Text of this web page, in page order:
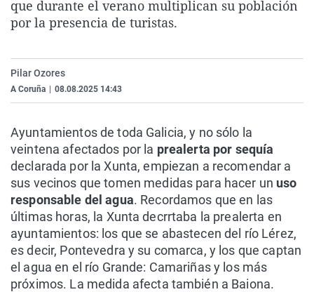
La rosa de los vientos
Como el perro y el
Caso
Equipo de
Extremadura
La Rioja
Virales
Elecciones
que durante el verano multiplican su población
por la presencia de turistas.
Pilar Ozores
A Coruña 08.08.2025 14:43
Ayuntamientos de toda Galicia, y no sólo la
veintena afectados por la prealerta por sequía
declarada por la Xunta, empiezan a recomendar a
sus vecinos que tomen medidas para hacer un uso
responsable del agua. Recordamos que en las
últimas horas, la Xunta decrrtaba la prealerta en
ayuntamientos: los que se abastecen del río Lérez,
es decir, Pontevedra y su comarca, y los que captan
el agua en el río Grande: Camariñas y los más
próximos. La medida afecta también a Baiona.